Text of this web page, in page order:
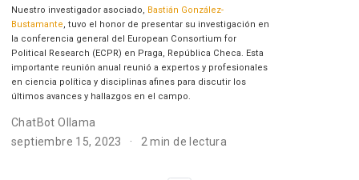
Nuestro investigador asociado, Bastián González-
Bustamante, tuvo el honor de presentar su investigación en
la conferencia general del European Consortium for
Political Research (ECPR) en Praga, República Checa. Esta
importante reunión anual reunió a expertos y profesionales
en ciencia política y disciplinas afines para discutir los
últimos avances y hallazgos en el campo.
ChatBot Ollama
septiembre 15, 2023
2 min de lectura